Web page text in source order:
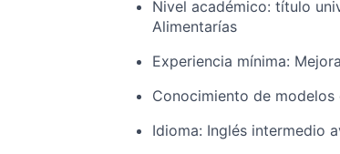
Nivel académico: título
Alimentarías
Experiencia mínima:
Conocimiento de
Idioma: Inglés intermedio